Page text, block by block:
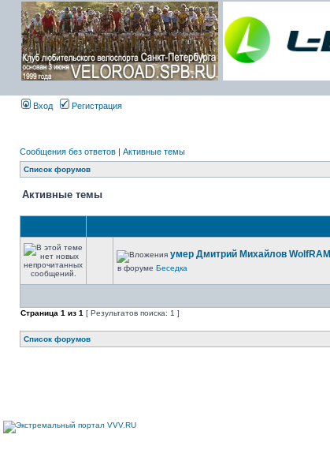
Вход Регистрация
Сообщения без ответов | Активные темы
Список форумов
Активные темы
умер Дмитрий Михайлов WolfRAM
в форуме Беседка
Страница 1 из 1 [ Результатов поиска: 1 ]
Список форумов